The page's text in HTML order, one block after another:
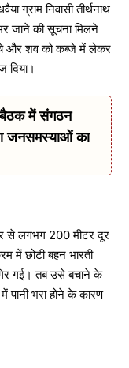
ग्राम निवासी तीर्थनाथ
जाने की सूचना मिलने
और शव को कब्जे में लेकर
दिया।
बैठक में संगठन
जनसमस्याओं का
से लगभग 200 मीटर दूर
में छोटी बहन भारती
गई। तब उसे बचाने के
पानी भरा होने के कारण